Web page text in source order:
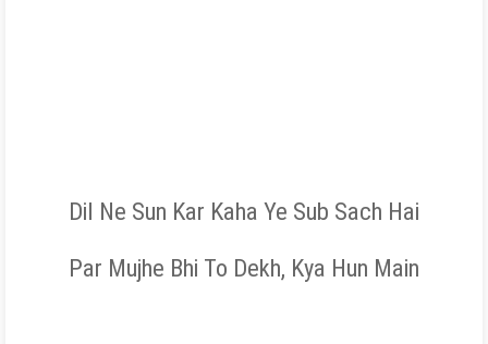
Dil Ne Sun Kar Kaha Ye Sub Sach Hai
Par Mujhe Bhi To Dekh, Kya Hun Main